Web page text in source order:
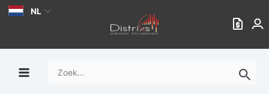
Ga
inhoud
NL
Zoek